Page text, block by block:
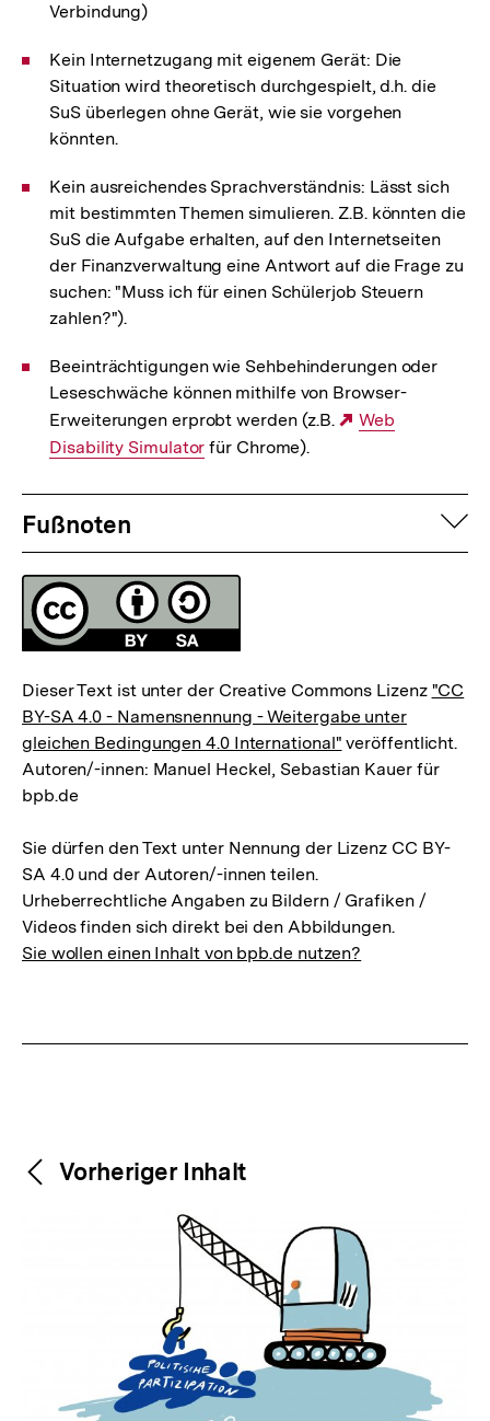
Verbindung)
Kein Internetzugang mit eigenem Gerät: Die
Situation wird theoretisch durchgespielt, d.h. die
SuS überlegen ohne Gerät, wie sie vorgehen
könnten.
Kein ausreichendes Sprachverständnis: Lässt sich
mit bestimmten Themen simulieren. Z.B. könnten die
SuS die Aufgabe erhalten, auf den Internetseiten
der Finanzverwaltung eine Antwort auf die Frage zu
suchen: "Muss ich für einen Schülerjob Steuern
zahlen?").
Beeinträchtigungen wie Sehbehinderungen oder
Leseschwäche können mithilfe von Browser-
Erweiterungen erprobt werden (z.B.
Externer
Web
Disability Simulator für Chrome).
Fussnoten
Fußnoten
Lizenz
Dieser Text ist unter der Creative Commons Lizenz "CC
BY-SA 4.0 - Namensnennung - Weitergabe unter
gleichen Bedingungen 4.0 International" veröffentlicht.
Autoren/-innen: Manuel Heckel, Sebastian Kauer für
bpb.de
Sie dürfen den Text unter Nennung der Lizenz CC BY-
SA 4.0 und der Autoren/-innen teilen.
Urheberrechtliche Angaben zu Bildern / Grafiken /
Videos finden sich direkt bei den Abbildungen.
Sie wollen einen Inhalt von bpb.de nutzen?
Weitere
Content-
Navigation
Vorheriger Inhalt